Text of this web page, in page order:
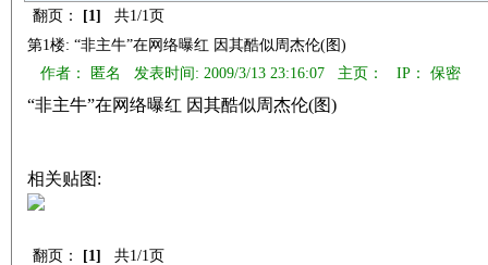
翻页： [1]
共1/1页
第1楼: “非主牛”在网络曝红 因其酷似周杰伦(图)
作者： 匿名 发表时间: 2009/3/13 23:16:07 主页：
IP： 保密
“非主牛”在网络曝红 因其酷似周杰伦(图)
相关贴图:
翻页： [1] 共1/1页